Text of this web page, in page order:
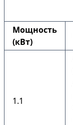
Мощность
(кВт)
1.1